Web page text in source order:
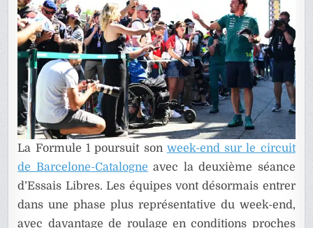
La Formule 1 poursuit son week-end sur le circuit
de Barcelone-Catalogne avec la deuxième séance
d’Essais Libres. Les équipes vont désormais entrer
dans une phase plus représentative du week-end,
avec davantage de roulage en conditions proches